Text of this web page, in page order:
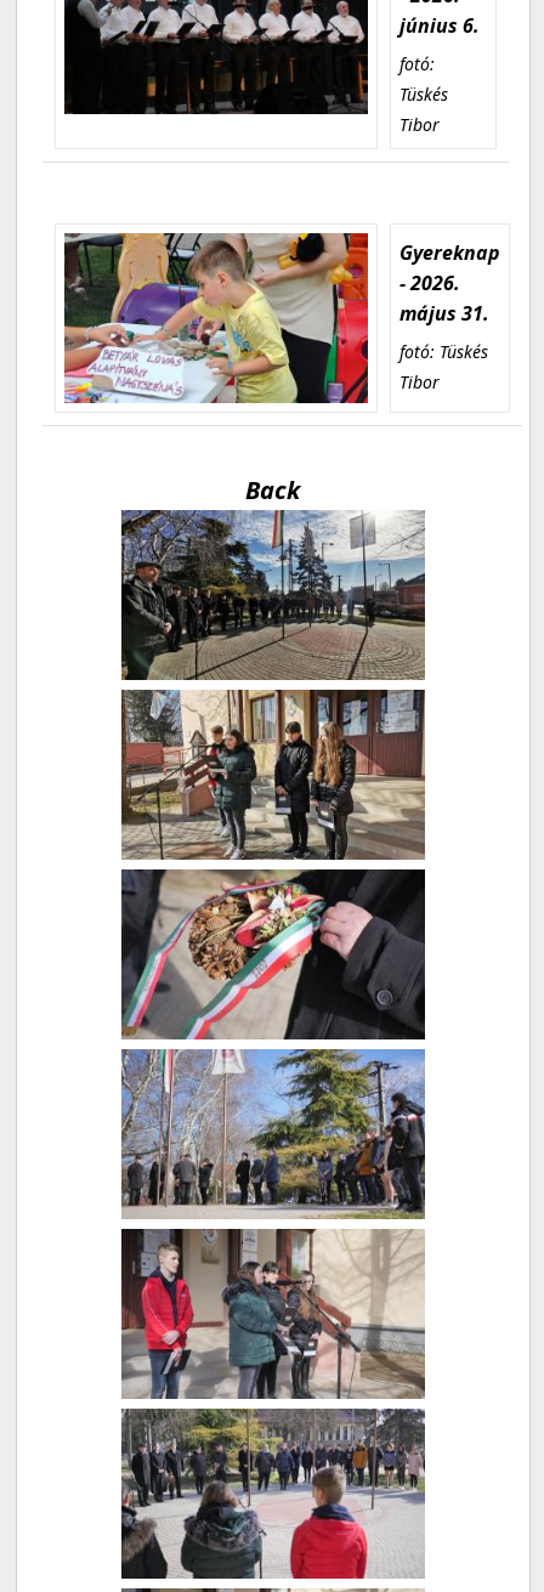
június 6.
fotó:
Tüskés
Tibor
Gyereknap
- 2026.
május 31.
fotó: Tüskés
Tibor
Back